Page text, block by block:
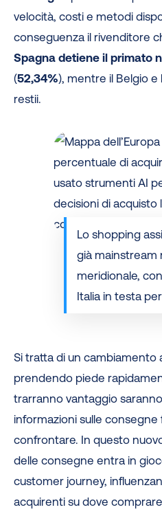
velocità, costi e metodi
conseguenza il rivenditore
Spagna detiene il primato
(52,34%), mentre il Belgio e
restii.
Lo shopping
già mainstream
meridionale,
Italia in testa
Si tratta di un cambiamento
prendendo piede
trarranno vantaggio
informazioni sulle
confrontare. In questo
delle consegne entra in
customer journey,
acquirenti su dove